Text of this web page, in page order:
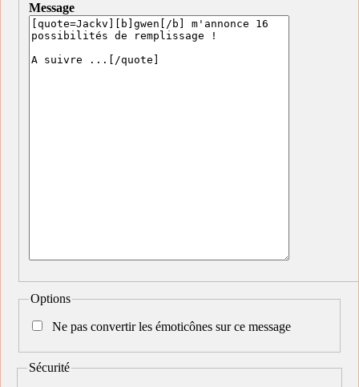
Message
Options
Ne pas convertir les émoticônes sur ce message
Sécurité